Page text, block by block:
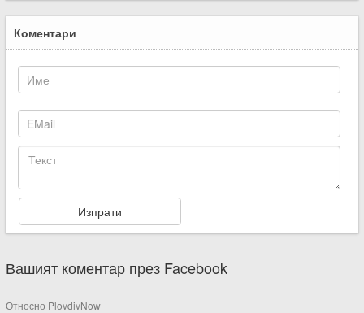
Коментари
Вашият коментар през Facebook
Относно PlovdivNow